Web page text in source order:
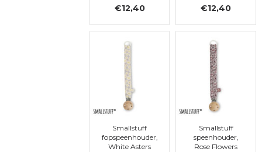
€12,40 €12,40
Smallstuff
fopspeenhouder,
White Asters
Smallstuff
speenhouder,
Rose Flowers